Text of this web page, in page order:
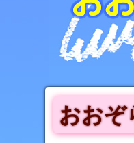
おおぞ